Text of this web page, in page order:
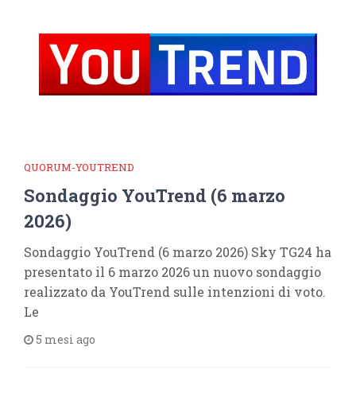
QUORUM-YOUTREND
Sondaggio YouTrend (6 marzo
2026)
Sondaggio YouTrend (6 marzo 2026) Sky TG24 ha
presentato il 6 marzo 2026 un nuovo sondaggio
realizzato da YouTrend sulle intenzioni di voto.
Le
5 mesi ago